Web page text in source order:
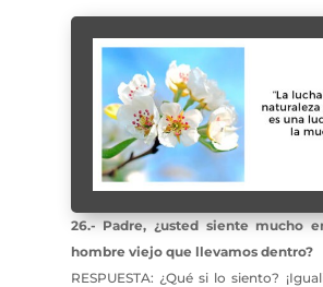
26.- Padre, ¿usted siente mucho
hombre viejo que llevamos dentro?
RESPUESTA: ¿Qué si lo siento?